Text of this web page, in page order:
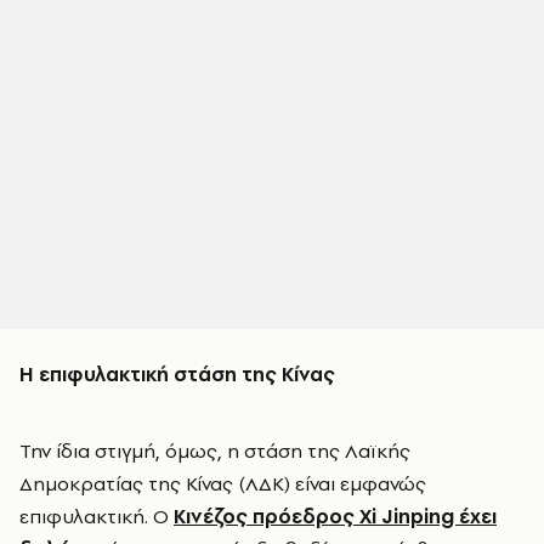
Η επιφυλακτική στάση της Κίνας
Την ίδια στιγμή, όμως, η στάση της Λαϊκής
Δημοκρατίας της Κίνας (ΛΔΚ) είναι εμφανώς
επιφυλακτική. Ο Κινέζος πρόεδρος Xi Jinping έχει